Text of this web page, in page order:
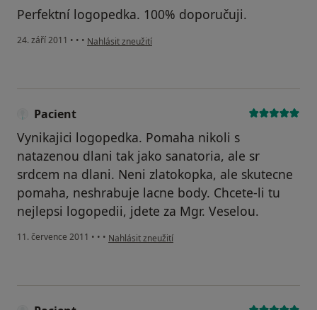
Perfektní logopedka. 100% doporučuji.
24. září 2011 • • • podle názoru uživatele Pacient
Nahlásit zneužití
Pacient
Vynikajici logopedka. Pomaha nikoli s
natazenou dlani tak jako sanatoria, ale sr
srdcem na dlani. Neni zlatokopka, ale skutecne
pomaha, neshrabuje lacne body. Chcete-li tu
nejlepsi logopedii, jdete za Mgr. Veselou.
11. července 2011 • • • podle názoru uživatele Pacient
Nahlásit zneužití